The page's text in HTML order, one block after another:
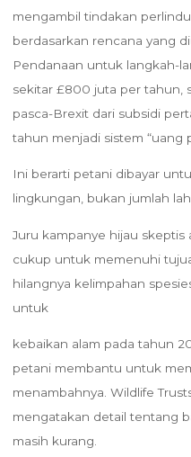
mengambil tindakan
berdasarkan rencana yang
Pendanaan untuk langkah-
sekitar £800 juta per tahun,
pasca-Brexit dari subsidi
tahun menjadi sistem “uang
Ini berarti petani dibayar
lingkungan, bukan jumlah
Juru kampanye hijau skeptis
cukup untuk memenuhi
hilangnya kelimpahan
untuk
kebaikan alam pada tahun
petani membantu untuk
menambahnya. Wildlife
mengatakan detail tentang
masih kurang.